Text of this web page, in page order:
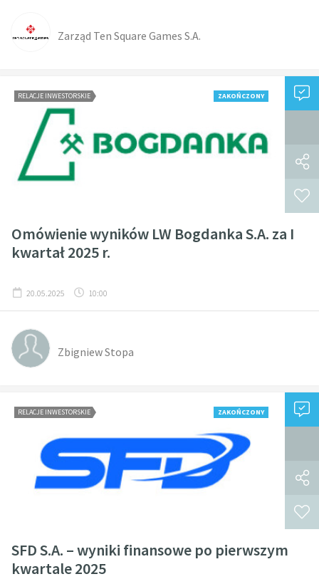
Zarząd Ten Square Games S.A.
RELACJE INWESTORSKIE ZAKOŃCZONY
Omówienie wyników LW Bogdanka S.A. za I
kwartał 2025 r.
20.05.2025 10:00
Zbigniew Stopa
RELACJE INWESTORSKIE ZAKOŃCZONY
SFD S.A. – wyniki finansowe po pierwszym
kwartale 2025